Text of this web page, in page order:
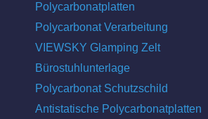
Polycarbonatplatten
Polycarbonat Verarbeitung
VIEWSKY Glamping Zelt
Bürostuhlunterlage
Polycarbonat Schutzschild
Antistatische Polycarbonatplatten